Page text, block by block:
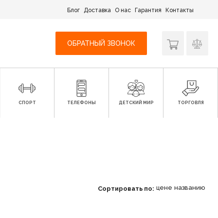
Блог Доставка О нас Гарантия Контакты
ОБРАТНЫЙ ЗВОНОК
СПОРТ ТЕЛЕФОНЫ ДЕТСКИЙ МИР ТОРГОВЛЯ
Сортировать по: цене названию